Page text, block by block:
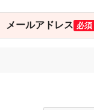
メールアドレス 必須